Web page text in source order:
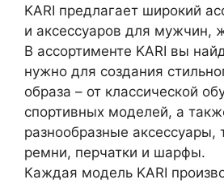
KARI предлагает широкий
и аксессуаров для мужчин,
В ассортименте KARI вы
нужно для создания
образа – от классической
спортивных моделей, а
разнообразные аксессуары,
ремни, перчатки и шарфы.
Каждая модель KARI